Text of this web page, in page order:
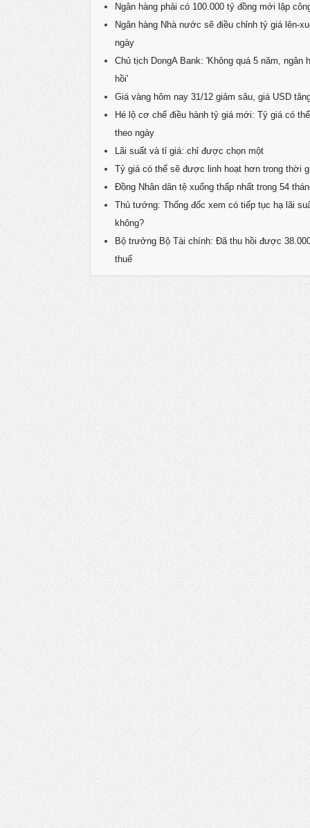
Ngân hàng phải có 100.000 tỷ đồng mới lập
Ngân hàng Nhà nước sẽ điều chỉnh tỷ giá lên-
ngày
Chủ tịch DongA Bank: 'Không quá 5 năm, ngân
hồi'
Giá vàng hôm nay 31/12 giảm sâu, giá USD
Hé lộ cơ chế điều hành tỷ giá mới: Tỷ giá có
theo ngày
Lãi suất và tỉ giá: chỉ được chọn một
Tỷ giá có thể sẽ được linh hoạt hơn trong thời
Đồng Nhân dân tệ xuống thấp nhất trong 54
Thủ tướng: Thống đốc xem có tiếp tục hạ lãi
không?
Bộ trưởng Bộ Tài chính: Đã thu hồi được
thuế